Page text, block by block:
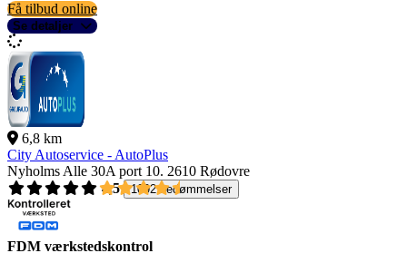
Få tilbud online
Se detaljer
6,8 km
City Autoservice - AutoPlus
Nyholms Alle 30A port 10. 2610 Rødovre
4,5
1092 bedømmelser
FDM værkstedskontrol